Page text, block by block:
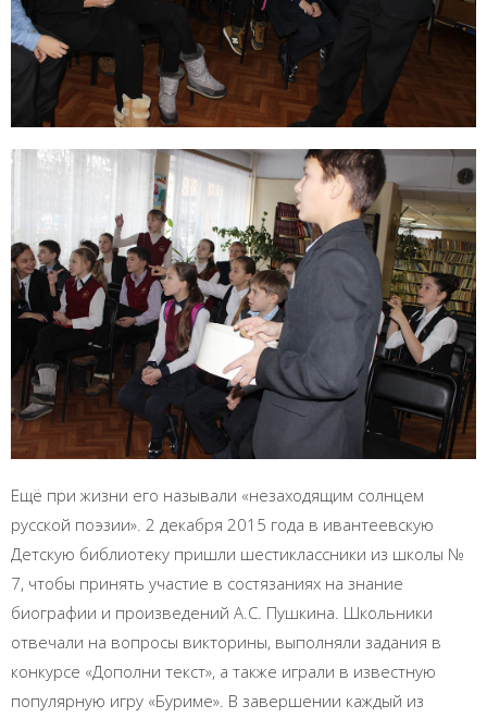
Ещё при жизни его называли «незаходящим солнцем
русской поэзии». 2 декабря 2015 года в ивантеевскую
Детскую библиотеку пришли шестиклассники из школы №
7, чтобы принять участие в состязаниях на знание
биографии и произведений А.С. Пушкина. Школьники
отвечали на вопросы викторины, выполняли задания в
конкурсе «Дополни текст», а также играли в известную
популярную игру «Буриме». В завершении каждый из